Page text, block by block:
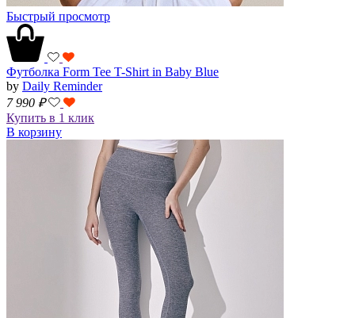
Быстрый просмотр
Футболка Form Tee T-Shirt in Baby Blue
by Daily Reminder
7 990 ₽
Купить в 1 клик
В корзину